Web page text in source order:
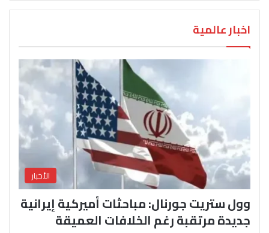
اخبار عالمية
الأخبار
وول ستريت جورنال: مباحثات أميركية إيرانية
جديدة مرتقبة رغم الخلافات العميقة